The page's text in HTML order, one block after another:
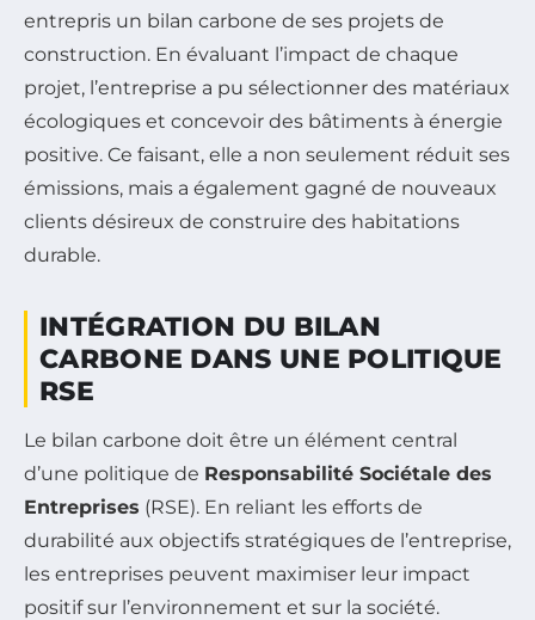
entrepris un bilan carbone de ses projets de
construction. En évaluant l’impact de chaque
projet, l’entreprise a pu sélectionner des matériaux
écologiques et concevoir des bâtiments à énergie
positive. Ce faisant, elle a non seulement réduit ses
émissions, mais a également gagné de nouveaux
clients désireux de construire des habitations
durable.
INTÉGRATION DU BILAN
CARBONE DANS UNE POLITIQUE
RSE
Le bilan carbone doit être un élément central
d’une politique de Responsabilité Sociétale des
Entreprises (RSE). En reliant les efforts de
durabilité aux objectifs stratégiques de l’entreprise,
les entreprises peuvent maximiser leur impact
positif sur l’environnement et sur la société.